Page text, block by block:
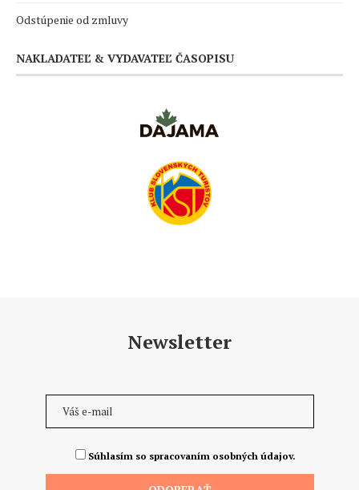
Odstúpenie od zmluvy
NAKLADATEĽ & VYDAVATEĽ ČASOPISU
Newsletter
Súhlasím so spracovaním osobných údajov.